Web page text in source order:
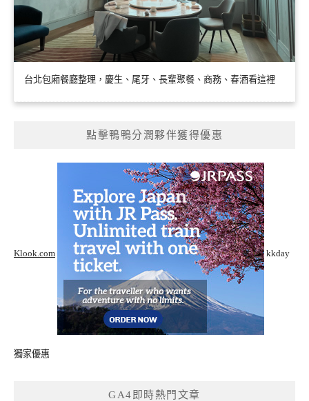
台北包廂餐廳整理，慶生、尾牙、長輩聚餐、商務、春酒看這裡
點擊鴨鴨分潤夥伴獲得優惠
Klook.com kkday
獨家優惠
GA4即時熱門文章